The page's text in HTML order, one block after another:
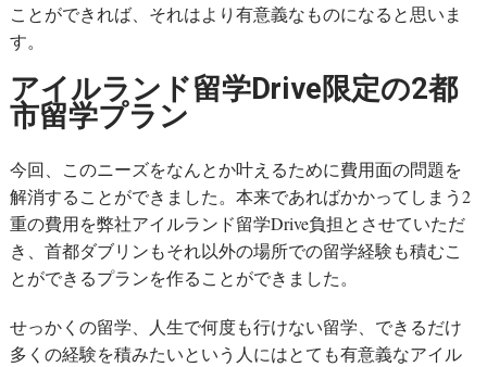
ことができれば、それはより有意義なものになると思いま
す。
アイルランド留学Drive限定の2都
市留学プラン
今回、このニーズをなんとか叶えるために費用面の問題を
解消することができました。本来であればかかってしまう2
重の費用を弊社アイルランド留学Drive負担とさせていただ
き、首都ダブリンもそれ以外の場所での留学経験も積むこ
とができるプランを作ることができました。
せっかくの留学、人生で何度も行けない留学、できるだけ
多くの経験を積みたいという人にはとても有意義なアイル